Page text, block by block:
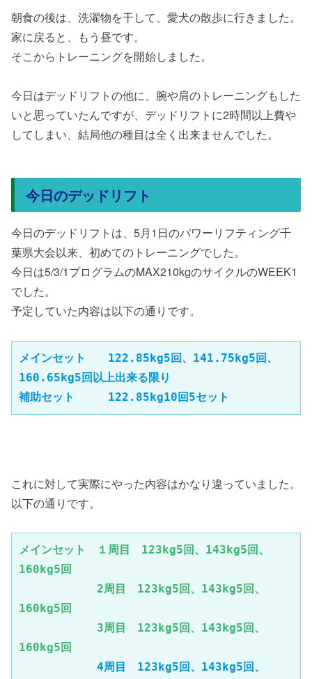
朝食の後は、洗濯物を干して、愛犬の散歩に行きました。
家に戻ると、もう昼です。
そこからトレーニングを開始しました。
今日はデッドリフトの他に、腕や肩のトレーニングもした
いと思っていたんですが、デッドリフトに2時間以上費や
してしまい、結局他の種目は全く出来ませんでした。
今日のデッドリフト
今日のデッドリフトは、5月1日のパワーリフティング千
葉県大会以来、初めてのトレーニングでした。
今日は5/3/1プログラムのMAX210kgのサイクルのWEEK1
でした。
予定していた内容は以下の通りです。
メインセット　　122.85kg5回、141.75kg5回、
160.65kg5回以上出来る限り
補助セット　　　122.85kg10回5セット
これに対して実際にやった内容はかなり違っていました。
以下の通りです。
メインセット　１周目　123kg5回、143kg5回、
160kg5回
2周目　123kg5回、143kg5回、
160kg5回
3周目　123kg5回、143kg5回、
4周目　123kg5回、143kg5回、